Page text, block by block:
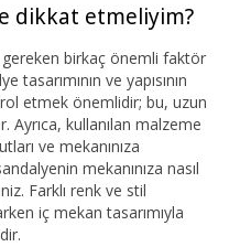
dikkat etmeliyim?
gereken birkaç önemli faktör
ve yapısının
etmek önemlidir; bu, uzun
Ayrıca, kullanılan malzeme
ve mekanınıza
mekanınıza nasıl
Farklı renk ve stil
iç mekan tasarımıyla